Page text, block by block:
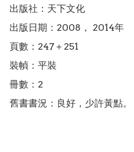
出版社：天下文化
出版日期：2008， 2014年
頁數：247＋251
裝幀：平裝
冊數：2